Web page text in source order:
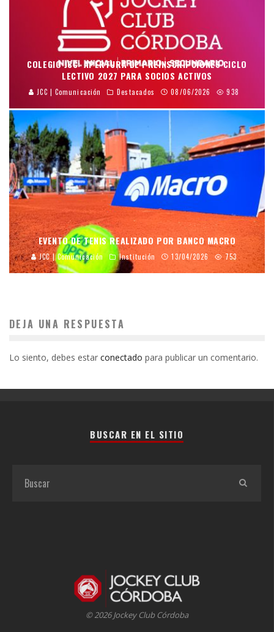
COLEGIO JCC: APERTURA DE PREINSCRIPCIONES CICLO
LECTIVO 2027 PARA SOCIOS ACTIVOS
JCC | Comunicación Destacados 08/06/2026 938
EVENTO DE TENIS REALIZADO POR BANCO MACRO
JCC | Comunicación Institución 13/04/2026 753
DEJA UNA RESPUESTA
Lo siento, debes estar conectado para publicar un comentario.
BUSCAR EN EL SITIO
© 2026 Jockey Club Córdoba